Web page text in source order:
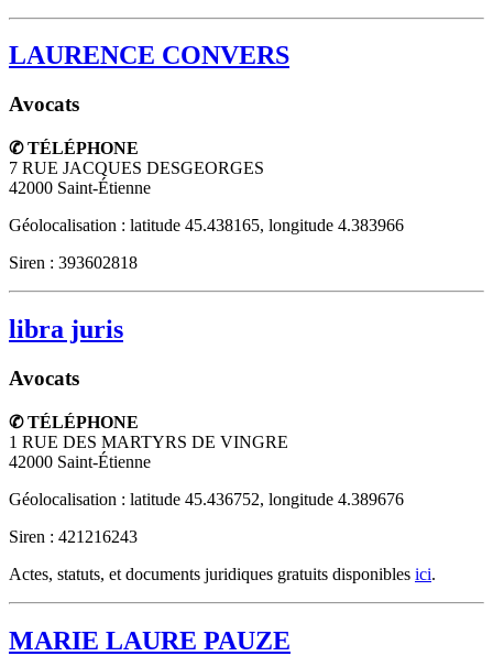
LAURENCE CONVERS
Avocats
✆ TÉLÉPHONE
7 RUE JACQUES DESGEORGES
42000 Saint-Étienne
Géolocalisation : latitude 45.438165, longitude 4.383966
Siren : 393602818
libra juris
Avocats
✆ TÉLÉPHONE
1 RUE DES MARTYRS DE VINGRE
42000 Saint-Étienne
Géolocalisation : latitude 45.436752, longitude 4.389676
Siren : 421216243
Actes, statuts, et documents juridiques gratuits disponibles ici.
MARIE LAURE PAUZE